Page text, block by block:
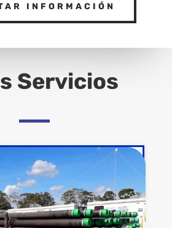
INFORMACIÓN
Servicios